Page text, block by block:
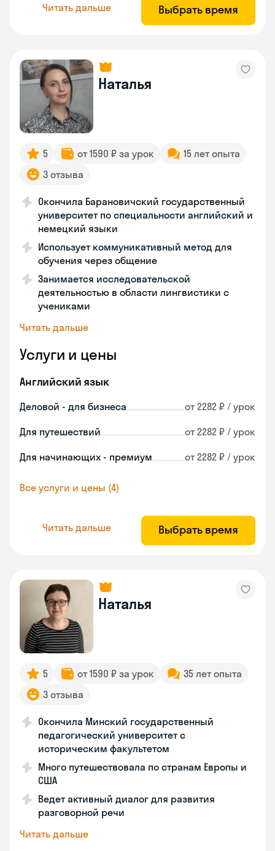
Читать дальше Выбрать время
Наталья
5 от 1590 ₽ за урок
15 лет опыта
3 отзыва
Окончила Барановичский государственный
университет по специальности английский и
немецкий языки
Использует коммуникативный метод для
обучения через общение
Занимается исследовательской
деятельностью в области лингвистики с
учениками
Читать дальше
Услуги и цены
Английский язык
Деловой - для бизнеса от 2282 ₽ / урок
Для путешествий от 2282 ₽ / урок
Для начинающих - премиум от 2282 ₽ / урок
Все услуги и цены (4)
Читать дальше Выбрать время
Наталья
5 от 1590 ₽ за урок
35 лет опыта
3 отзыва
Окончила Минский государственный
педагогический университет с
историческим факультетом
Много путешествовала по странам Европы и
США
Ведет активный диалог для развития
разговорной речи
Читать дальше